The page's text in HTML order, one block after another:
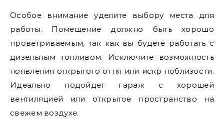
Особое внимание уделите выбору места для
работы. Помещение должно быть хорошо
проветриваемым, так как вы будете работать с
дизельным топливом. Исключите возможность
появления открытого огня или искр поблизости.
Идеально подойдет гараж с хорошей
вентиляцией или открытое пространство на
свежем воздухе.